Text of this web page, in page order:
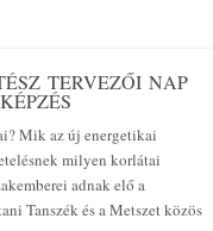
TERVEZŐI NAP
Mik az új energetikai
milyen korlátai
adnak elő a
Tanszék és a Metszet közös